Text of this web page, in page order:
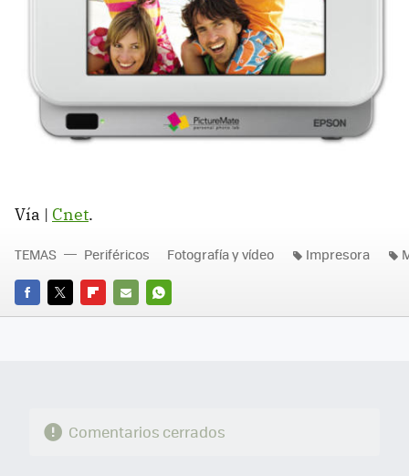
Vía | Cnet.
FACEBOOK
TWITTERFLIPBOARD
E-
WHATSAPP
TEMAS Periféricos Fotografía y vídeo Impresora
Comentarios cerrados